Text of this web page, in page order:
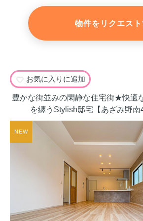
物件をリクエスト
お気に入りに追加
豊かな街並みの閑静な住宅街★快適
を纏うStylish邸宅【あざみ野南